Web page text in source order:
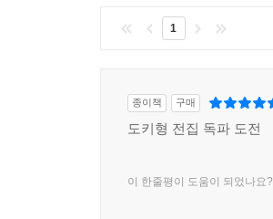
1
종이책 구매
도키형 전집 독파 도전
이 한줄평이 도움이 되었나요?